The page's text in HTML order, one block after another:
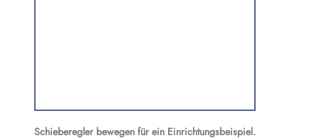
Schieberegler bewegen für ein Einrichtungs­beispiel.